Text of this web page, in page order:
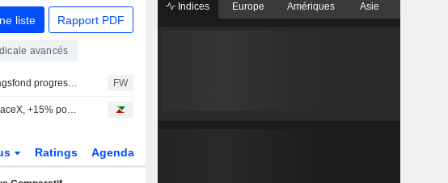
liste Rapport PDF
avancés
Kavaljer Investmentbolagsfond progresse de 2,8 % en juillet – Microsoft, Thermo Fisher et Ratos principaux contributeurs FW
Bourse : résultats de SpaceX, +15% pour Palantir, 30 à 40 MdsUSD pour Shein
Ratings Agenda
Indices Europe Amériques Asie